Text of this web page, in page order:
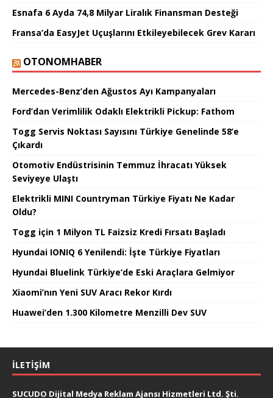
Esnafa 6 Ayda 74,8 Milyar Liralık Finansman Desteği
Fransa’da EasyJet Uçuşlarını Etkileyebilecek Grev Kararı
OTONOMHABER
Mercedes-Benz’den Ağustos Ayı Kampanyaları
Ford’dan Verimlilik Odaklı Elektrikli Pickup: Fathom
Togg Servis Noktası Sayısını Türkiye Genelinde 58’e
Çıkardı
Otomotiv Endüstrisinin Temmuz İhracatı Yüksek
Seviyeye Ulaştı
Elektrikli MINI Countryman Türkiye Fiyatı Ne Kadar
Oldu?
Togg için 1 Milyon TL Faizsiz Kredi Fırsatı Başladı
Hyundai IONIQ 6 Yenilendi: İşte Türkiye Fiyatları
Hyundai Bluelink Türkiye’de Eski Araçlara Gelmiyor
Xiaomi’nın Yeni SUV Aracı Rekor Kırdı
Huawei’den 1.300 Kilometre Menzilli Dev SUV
İLETIŞIM
SUCUDO Dijital Medya Reklam Ajansı Hizmetleri Ltd. Şti.